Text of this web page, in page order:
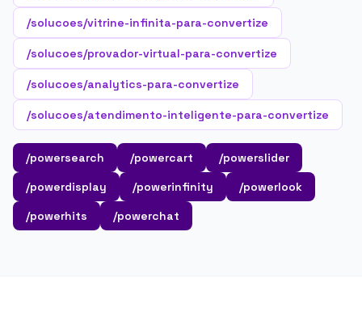
/solucoes/vitrine-infinita-para-convertize
/solucoes/provador-virtual-para-convertize
/solucoes/analytics-para-convertize
/solucoes/atendimento-inteligente-para-convertize
/powersearch /powercart
/powerslider
/powerdisplay
/powerinfinity
/powerlook
/powerhits
/powerchat